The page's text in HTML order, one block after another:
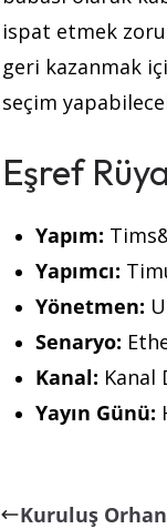
ispat etmek
geri kazanmak
seçim
Eşref
Yapım:
Yapımcı:
Yönetmen:
Senaryo:
Kanal: Kanal
Yayın Günü:
Kuruluş